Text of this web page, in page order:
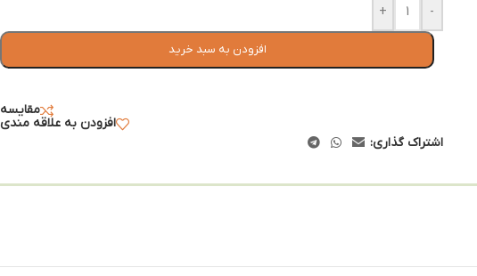
-
+
افزودن به سبد خرید
مقایسه
افزودن به علاقه مندی
اشتراک گذاری: